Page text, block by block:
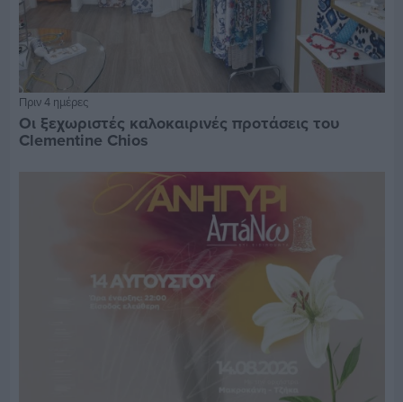
Πριν 4 ημέρες
Οι ξεχωριστές καλοκαιρινές προτάσεις του
Clementine Chios